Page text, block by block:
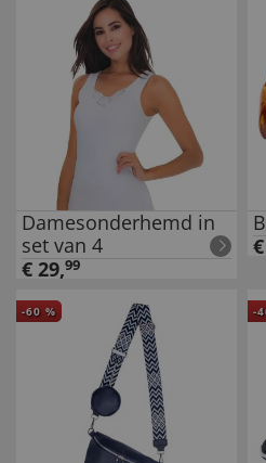
Damesonderhemd in
set van 4
€ 29,99
€
-60 % -